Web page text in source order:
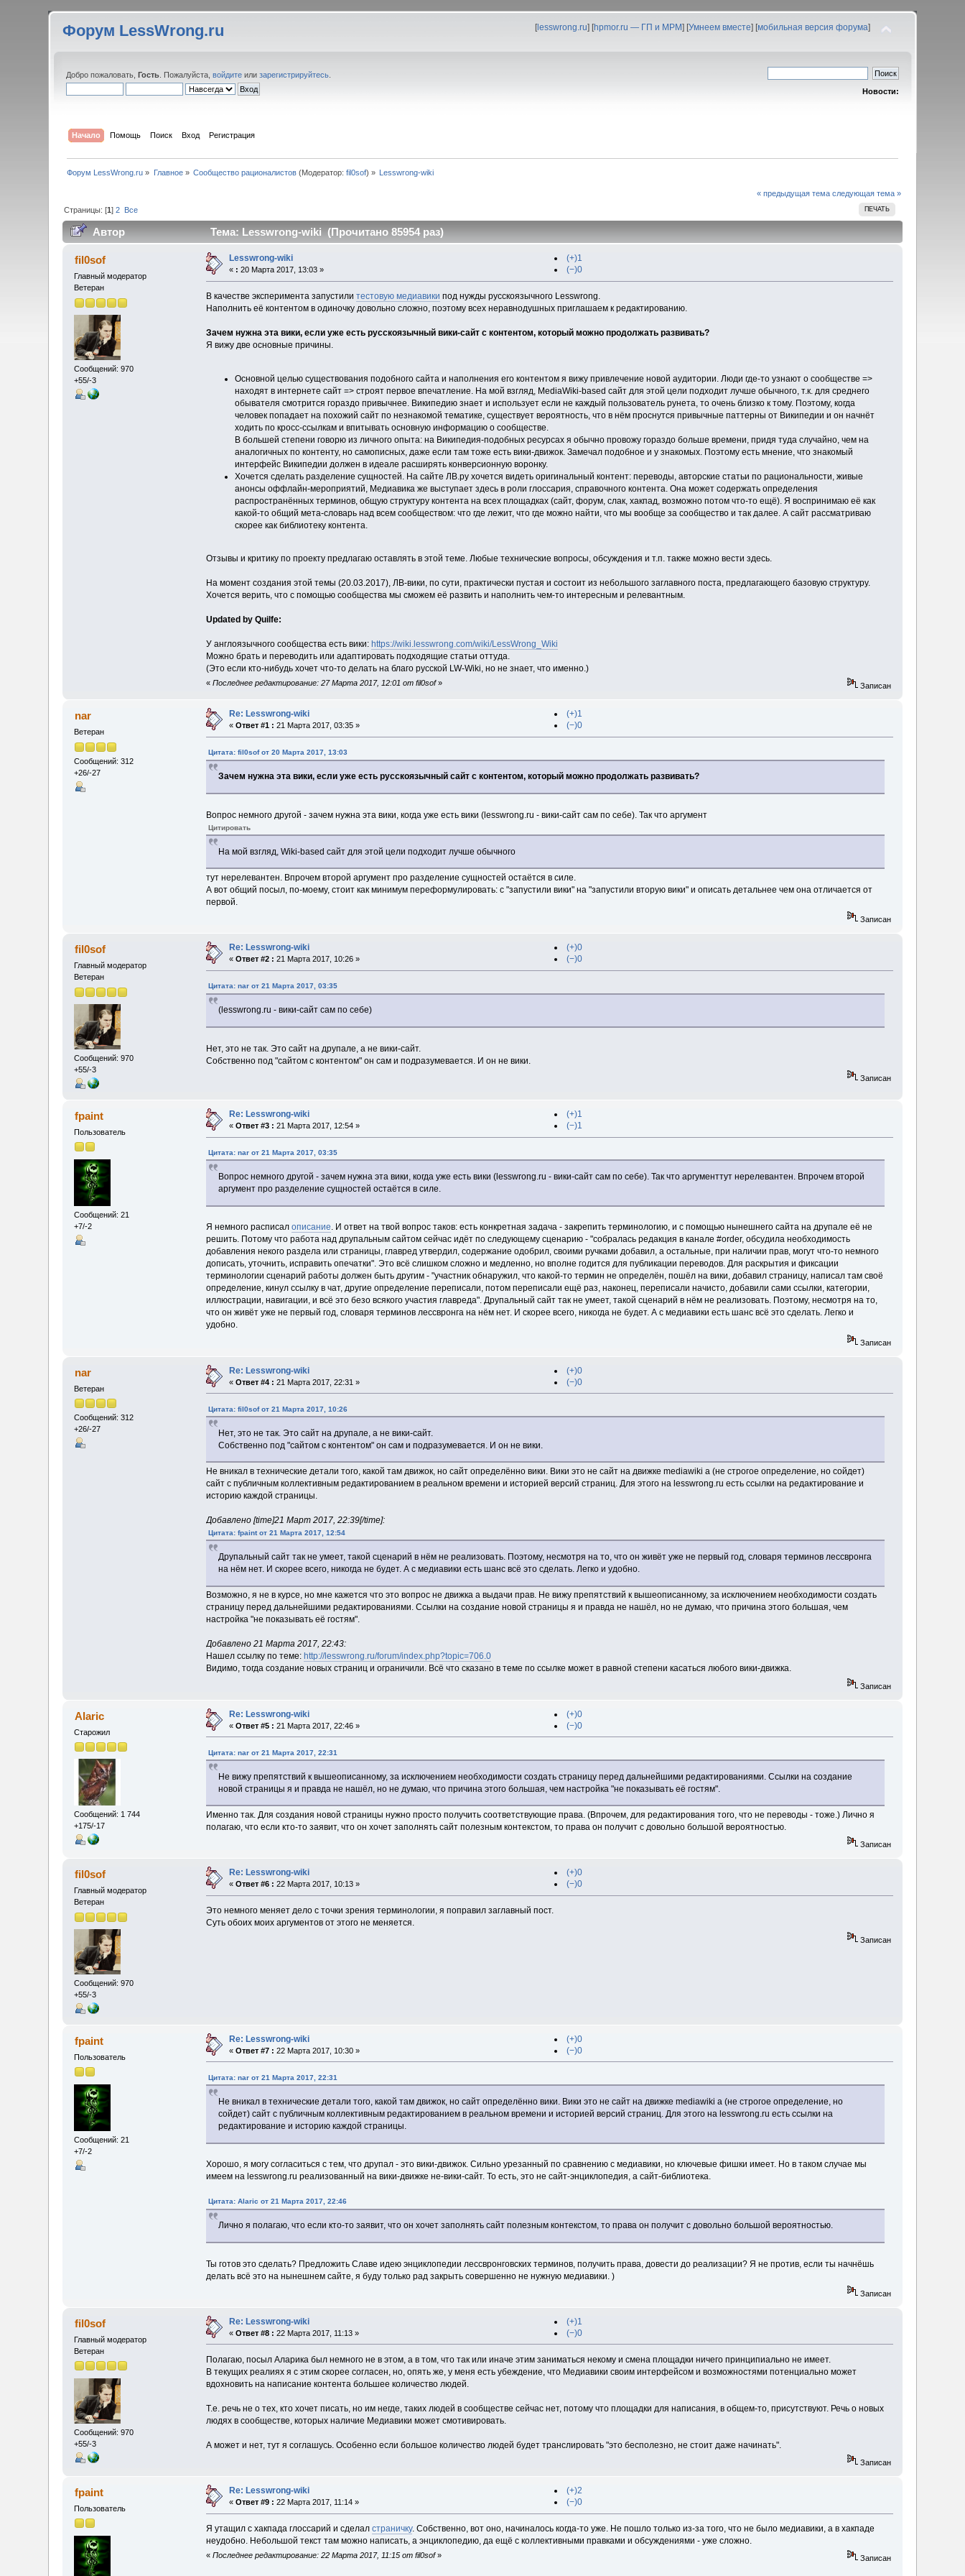
Форум LessWrong.ru [lesswrong.ru] [hpmor.ru — ГП и МРМ] [Умнеем вместе] [мобильная версия форума]
Добро пожаловать,Гость . Пожалуйста,войдите илизарегистрируйтесь
Новости:
Начало Помощь Поиск Вход Регистрация
Форум LessWrong.ru » Главное» Сообщество рационалистов (Модератор:fil0sof) » Lesswrong-wiki
« предыдущая тема следующая тема »
ПЕЧАТЬ
Страницы: [1]2 Все
Автор Тема: Lesswrong-wiki (Прочитано 85954 раз)
fil0sof
Главный модератор
Ветеран
Сообщений: 970
+55/-3
Lesswrong-wiki
« : 20 Марта 2017, 13:03 »
(+)1
(−)0
В качестве эксперимента запустили тестовую медиавики под нужды русскоязычного Lesswrong.
Наполнить её контентом в одиночку довольно сложно, поэтому всех неравнодушных приглашаем к редактированию.
Зачем нужна эта вики, если уже есть русскоязычный вики-сайт с контентом, который можно продолжать развивать?
Я вижу две основные причины.
Основной целью существования подобного сайта и наполнения его контентом я вижу привлечение новой аудитории. Люди где-то узнают о сообществе =>
находят в интернете сайт => строят первое впечатление. На мой взгляд, MediaWiki-based сайт для этой цели подходит лучше обычного, т.к. для среднего
обывателя смотрится гораздо привычнее. Википедию знает и использует если не каждый пользователь рунета, то очень близко к тому. Поэтому, когда
человек попадает на похожий сайт по незнакомой тематике, существует вероятность, что в нём проснутся привычные паттерны от Википедии и он начнёт
ходить по кросс-ссылкам и впитывать основную информацию о сообществе.
В большей степени говорю из личного опыта: на Википедия-подобных ресурсах я обычно провожу гораздо больше времени, придя туда случайно, чем на
аналогичных по контенту, но самописных, даже если там тоже есть вики-движок. Замечал подобное и у знакомых. Поэтому есть мнение, что знакомый
интерфейс Википедии должен в идеале расширять конверсионную воронку.
Хочется сделать разделение сущностей. На сайте ЛВ.ру хочется видеть оригинальный контент: переводы, авторские статьи по рациональности, живые
анонсы оффлайн-мероприятий, Медиавика же выступает здесь в роли глоссария, справочного контента. Она может содержать определения
распространённых терминов, общую структуру контента на всех площадках (сайт, форум, слак, хакпад, возможно потом что-то ещё). Я воспринимаю её как
какой-то общий мета-словарь над всем сообществом: что где лежит, что где можно найти, что мы вообще за сообщество и так далее. А сайт рассматриваю
скорее как библиотеку контента.
Отзывы и критику по проекту предлагаю оставлять в этой теме. Любые технические вопросы, обсуждения и т.п. также можно вести здесь.
На момент создания этой темы (20.03.2017), ЛВ-вики, по сути, практически пустая и состоит из небольшого заглавного поста, предлагающего базовую структуру.
Хочется верить, что с помощью сообщества мы сможем её развить и наполнить чем-то интересным и релевантным.
Updated by Quilfe:
У англоязычного сообщества есть вики: https://wiki.lesswrong.com/wiki/LessWrong_Wiki
Можно брать и переводить или адаптировать подходящие статьи оттуда.
(Это если кто-нибудь хочет что-то делать на благо русской LW-Wiki, но не знает, что именно.)
« Последнее редактирование: 27 Марта 2017, 12:01 от fil0sof» Записан
nar
Ветеран
Сообщений: 312
+26/-27
Re: Lesswrong-wiki
«Ответ #1 : 21 Марта 2017, 03:35 »
(+)1
(−)0
Цитата: fil0sof от 20 Марта 2017, 13:03
Зачем нужна эта вики, если уже есть русскоязычный сайт с контентом, который можно продолжать развивать?
Вопрос немного другой - зачем нужна эта вики, когда уже есть вики (lesswrong.ru - вики-сайт сам по себе). Так что аргумент
Цитировать
На мой взгляд, Wiki-based сайт для этой цели подходит лучше обычного
тут нерелевантен. Впрочем второй аргумент про разделение сущностей остаётся в силе.
А вот общий посыл, по-моему, стоит как минимум переформулировать: с "запустили вики" на "запустили вторую вики" и описать детальнее чем она отличается от
первой.
Записан
fil0sof
Главный модератор
Ветеран
Сообщений: 970
+55/-3
Re: Lesswrong-wiki
«Ответ #2 : 21 Марта 2017, 10:26 »
(+)0
(−)0
Цитата: nar от 21 Марта 2017, 03:35
(lesswrong.ru - вики-сайт сам по себе)
Нет, это не так. Это сайт на друпале, а не вики-сайт.
Собственно под "сайтом с контентом" он сам и подразумевается. И он не вики.
Записан
fpaint
Пользователь
Сообщений: 21
+7/-2
Re: Lesswrong-wiki
«Ответ #3 : 21 Марта 2017, 12:54 »
(+)1
(−)1
Цитата: nar от 21 Марта 2017, 03:35
Вопрос немного другой - зачем нужна эта вики, когда уже есть вики (lesswrong.ru - вики-сайт сам по себе). Так что аргументтут нерелевантен. Впрочем второй
аргумент про разделение сущностей остаётся в силе.
Я немного расписал описание. И ответ на твой вопрос таков: есть конкретная задача - закрепить терминологию, и с помощью нынешнего сайта на друпале её не
решить. Потому что работа над друпальным сайтом сейчас идёт по следующему сценарию - "собралась редакция в канале #order, обсудила необходимость
добавления некого раздела или страницы, главред утвердил, содержание одобрил, своими ручками добавил, а остальные, при наличии прав, могут что-то немного
дописать, уточнить, исправить опечатки". Это всё слишком сложно и медленно, но вполне годится для публикации переводов. Для раскрытия и фиксации
терминологии сценарий работы должен быть другим - "участник обнаружил, что какой-то термин не определён, пошёл на вики, добавил страницу, написал там своё
определение, кинул ссылку в чат, другие определение переписали, потом переписали ещё раз, наконец, переписали начисто, добавили сами ссылки, категории,
иллюстрации, навигации, и всё это безо всякого участия главреда". Друпальный сайт так не умеет, такой сценарий в нём не реализовать. Поэтому, несмотря на то,
что он живёт уже не первый год, словаря терминов лессвронга на нём нет. И скорее всего, никогда не будет. А с медиавики есть шанс всё это сделать. Легко и
удобно.
Записан
nar
Ветеран
Сообщений: 312
+26/-27
Re: Lesswrong-wiki
«Ответ #4 : 21 Марта 2017, 22:31 »
(+)0
(−)0
Цитата: fil0sof от 21 Марта 2017, 10:26
Нет, это не так. Это сайт на друпале, а не вики-сайт.
Собственно под "сайтом с контентом" он сам и подразумевается. И он не вики.
Не вникал в технические детали того, какой там движок, но сайт определённо вики. Вики это не сайт на движке mediawiki а (не строгое определение, но сойдет)
сайт с публичным коллективным редактированием в реальном времени и историей версий страниц. Для этого на lesswrong.ru есть ссылки на редактирование и
историю каждой страницы.
Добавлено [time]21 Март 2017, 22:39[/time]:
Цитата: fpaint от 21 Марта 2017, 12:54
Друпальный сайт так не умеет, такой сценарий в нём не реализовать. Поэтому, несмотря на то, что он живёт уже не первый год, словаря терминов лессвронга
на нём нет. И скорее всего, никогда не будет. А с медиавики есть шанс всё это сделать. Легко и удобно.
Возможно, я не в курсе, но мне кажется что это вопрос не движка а выдачи прав. Не вижу препятствий к вышеописанному, за исключением необходимости создать
страницу перед дальнейшими редактированиями. Ссылки на создание новой страницы я и правда не нашёл, но не думаю, что причина этого большая, чем
настройка "не показывать её гостям".
Добавлено 21 Марта 2017, 22:43:
Нашел ссылку по теме: http://lesswrong.ru/forum/index.php?topic=706.0
Видимо, тогда создание новых страниц и ограничили. Всё что сказано в теме по ссылке может в равной степени касаться любого вики-движка.
Записан
Alaric
Старожил
Сообщений: 1 744
+175/-17
Re: Lesswrong-wiki
«Ответ #5 : 21 Марта 2017, 22:46 »
(+)0
(−)0
Цитата: nar от 21 Марта 2017, 22:31
Не вижу препятствий к вышеописанному, за исключением необходимости создать страницу перед дальнейшими редактированиями. Ссылки на создание
новой страницы я и правда не нашёл, но не думаю, что причина этого большая, чем настройка "не показывать её гостям".
Именно так. Для создания новой страницы нужно просто получить соответствующие права. (Впрочем, для редактирования того, что не переводы - тоже.) Лично я
полагаю, что если кто-то заявит, что он хочет заполнять сайт полезным контекстом, то права он получит с довольно большой вероятностью.
Записан
fil0sof
Главный модератор
Ветеран
Сообщений: 970
+55/-3
Re: Lesswrong-wiki
«Ответ #6 : 22 Марта 2017, 10:13 »
(+)0
(−)0
Это немного меняет дело с точки зрения терминологии, я поправил заглавный пост.
Суть обоих моих аргументов от этого не меняется.
Записан
fpaint
Пользователь
Сообщений: 21
+7/-2
Re: Lesswrong-wiki
«Ответ #7 : 22 Марта 2017, 10:30 »
(+)0
(−)0
Цитата: nar от 21 Марта 2017, 22:31
Не вникал в технические детали того, какой там движок, но сайт определённо вики. Вики это не сайт на движке mediawiki а (не строгое определение, но
сойдет) сайт с публичным коллективным редактированием в реальном времени и историей версий страниц. Для этого на lesswrong.ru есть ссылки на
редактирование и историю каждой страницы.
Хорошо, я могу согласиться с тем, что друпал - это вики-движок. Сильно урезанный по сравнению с медиавики, но ключевые фишки имеет. Но в таком случае мы
имеем на lesswrong.ru реализованный на вики-движке не-вики-сайт. То есть, это не сайт-энциклопедия, а сайт-библиотека.
Цитата: Alaric от 21 Марта 2017, 22:46
Лично я полагаю, что если кто-то заявит, что он хочет заполнять сайт полезным контекстом, то права он получит с довольно большой вероятностью.
Ты готов это сделать? Предложить Славе идею энциклопедии лессвронговских терминов, получить права, довести до реализации? Я не против, если ты начнёшь
делать всё это на нынешнем сайте, я буду только рад закрыть совершенно не нужную медиавики. )
Записан
fil0sof
Главный модератор
Ветеран
Сообщений: 970
+55/-3
Re: Lesswrong-wiki
«Ответ #8 : 22 Марта 2017, 11:13 »
(+)1
(−)0
Полагаю, посыл Аларика был немного не в этом, а в том, что так или иначе этим заниматься некому и смена площадки ничего принципиально не имеет.
В текущих реалиях я с этим скорее согласен, но, опять же, у меня есть убеждение, что Медиавики своим интерфейсом и возможностями потенциально может
вдохновить на написание контента большее количество людей.
Т.е. речь не о тех, кто хочет писать, но им негде, таких людей в сообществе сейчас нет, потому что площадки для написания, в общем-то, присутствуют. Речь о новых
людях в сообществе, которых наличие Медиавики может смотивировать.
А может и нет, тут я соглашусь. Особенно если большое количество людей будет транслировать "это бесполезно, не стоит даже начинать".
Записан
fpaint
Пользователь
Re: Lesswrong-wiki
«Ответ #9 : 22 Марта 2017, 11:14 »
(+)2
(−)0
Я утащил с хакпада глоссарий и сделал страничку. Собственно, вот оно, начиналось когда-то уже. Не пошло только из-за того, что не было медиавики, а в хакпаде
неудобно. Небольшой текст там можно написать, а энциклопедию, да ещё с коллективными правками и обсуждениями - уже сложно.
« Последнее редактирование: 22 Марта 2017, 11:15 от fil0sof» Записан